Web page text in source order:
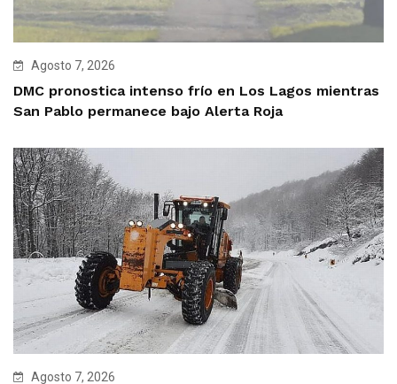
Agosto 7, 2026
DMC pronostica intenso frío en Los Lagos mientras
San Pablo permanece bajo Alerta Roja
Agosto 7, 2026